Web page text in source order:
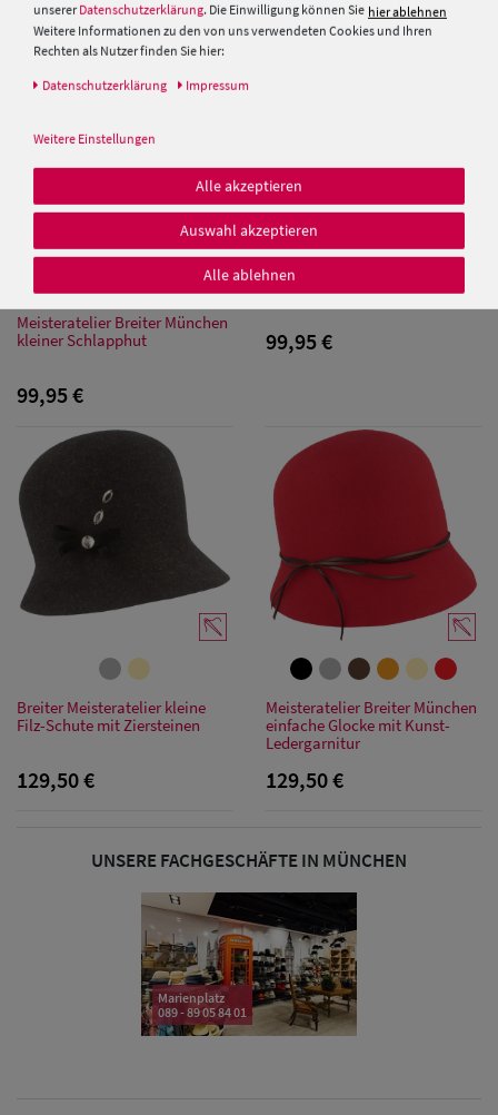
Damen UV-
Bandana Caps
Damen
Sonnenschilder
Damen
Snapback Caps
Damen Caps
(63-65 cm)
Meisteratelier Breiter München
kleiner Schlapphut
99,95 €
Breiter Meisteratelier Kleine
Glocke Filz-Glocke mit Biese
99,95 €
Breiter Meisteratelier kleine
Filz-Schute mit Ziersteinen
129,50 €
Meisteratelier Breiter München
einfache Glocke mit Kunst-
Ledergarnitur
129,50 €
UNSERE FACHGESCHÄFTE IN MÜNCHEN
Marienplatz
089 - 89 05 84 01
unsererDatenschutzerklärung. Die Einwilligung können Sie hier ablehnen
Weitere Informationen zu den von uns verwendeten Cookies und Ihren
Rechten als Nutzer finden Sie hier:
Daten­schutz­erklärung Impressum
Weitere Einstellungen
Alle akzeptieren
Auswahl akzeptieren
Alle ablehnen